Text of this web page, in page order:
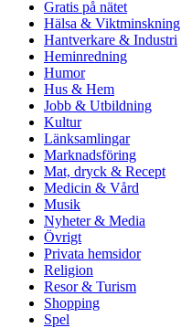
Gratis på nätet
Hälsa & Viktminskning
Hantverkare & Industri
Heminredning
Humor
Hus & Hem
Jobb & Utbildning
Kultur
Länksamlingar
Marknadsföring
Mat, dryck & Recept
Medicin & Vård
Musik
Nyheter & Media
Övrigt
Privata hemsidor
Religion
Resor & Turism
Shopping
Spel